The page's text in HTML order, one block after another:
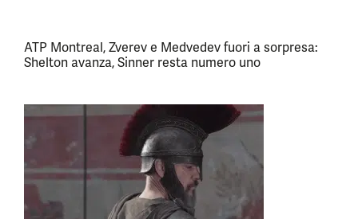
ATP Montreal, Zverev e Medvedev fuori a sorpresa:
Shelton avanza, Sinner resta numero uno